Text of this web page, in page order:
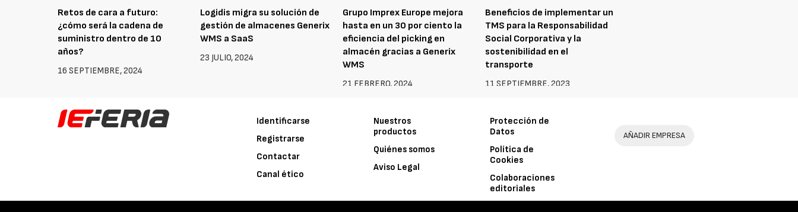
Retos de cara a futuro:
¿cómo será la cadena de
suministro dentro de 10
años?
16 SEPTIEMBRE, 2024
Logidis migra su solución de
gestión de almacenes Generix
WMS a SaaS
23 JULIO, 2024
Grupo Imprex Europe mejora
hasta en un 30 por ciento la
eficiencia del picking en
almacén gracias a Generix
WMS
21 FEBRERO, 2024
Beneficios de implementar un
TMS para la Responsabilidad
Social Corporativa y la
sostenibilidad en el
transporte
11 SEPTIEMBRE, 2023
Identificarse
Registrarse
Contactar
Canal ético
Nuestros
productos
Quiénes somos
Aviso Legal
Protección de
Datos
Política de
Cookies
Colaboraciones
editoriales
AÑADIR EMPRESA